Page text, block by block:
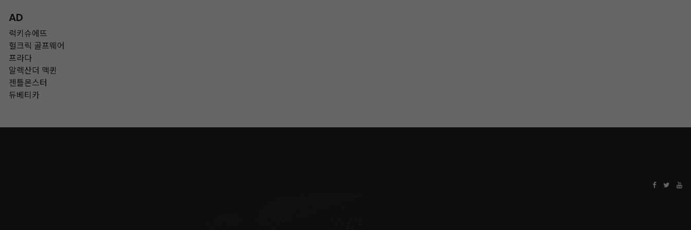
AD
럭키슈에뜨
헐크릭 골프웨어
프라다
알렉산더 맥퀸
젠틀몬스터
듀베티카